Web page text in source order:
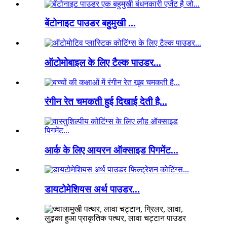
बेंटोनाइट पाउडर बहुमुखी ...
ऑटोमोबाइल के लिए टैल्क पाउडर...
रंगीन रेत चमकती हुई दिखाई देती है...
आर्क के लिए आयरन ऑक्साइड पिगमेंट...
डायटोमेशियस अर्थ पाउडर...